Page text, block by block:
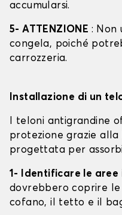
accumularsi.
5- ATTENZIONE : Non
congela, poiché
carrozzeria.
Installazione di un
I teloni antigrandine
protezione grazie
progettata per
1- Identificare le
dovrebbero coprire
cofano, il tetto e il